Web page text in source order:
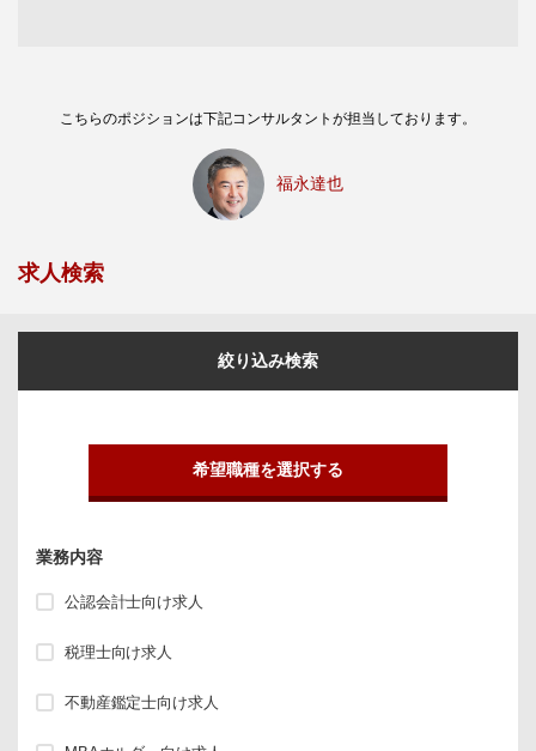
こちらのポジションは下記コンサルタントが担当しております。
福永達也
求人検索
絞り込み検索
希望職種を選択する
業務内容
公認会計士向け求人
税理士向け求人
不動産鑑定士向け求人